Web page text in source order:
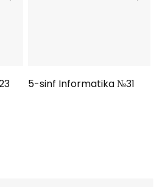
5-sinf Informatika №31